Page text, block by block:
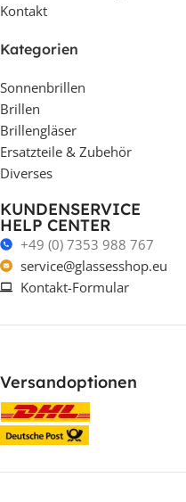
Kontakt
Kategorien
Sonnenbrillen
Brillen
Brillengläser
Ersatzteile & Zubehör
Diverses
KUNDENSERVICE
HELP CENTER
+49 (0) 7353 988 767
service@glassesshop.eu
Kontakt-Formular
Versandoptionen